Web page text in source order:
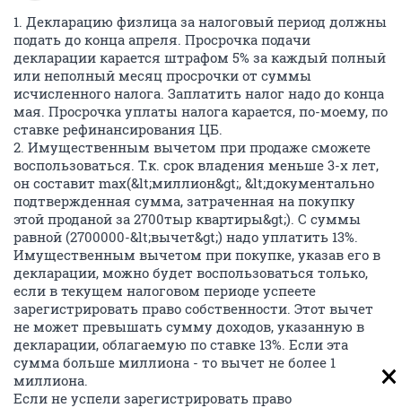
1. Декларацию физлица за налоговый период должны
подать до конца апреля. Просрочка подачи
декларации карается штрафом 5% за каждый полный
или неполный месяц просрочки от суммы
исчисленного налога. Заплатить налог надо до конца
мая. Просрочка уплаты налога карается, по-моему, по
ставке рефинансирования ЦБ.
2. Имущественным вычетом при продаже сможете
воспользоваться. Т.к. срок владения меньше 3-х лет,
он составит max(&lt;миллион&gt;, &lt;документально
подтвержденная сумма, затраченная на покупку
этой проданой за 2700тыр квартиры&gt;). С суммы
равной (2700000-&lt;вычет&gt;) надо уплатить 13%.
Имущественным вычетом при покупке, указав его в
декларации, можно будет воспользоваться только,
если в текущем налоговом периоде успеете
зарегистрировать право собственности. Этот вычет
не может превышать сумму доходов, указанную в
декларации, облагаемую по ставке 13%. Если эта
сумма больше миллиона - то вычет не более 1
миллиона.
Если не успели зарегистрировать право